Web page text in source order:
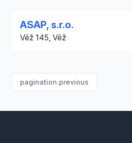
ASAP, s.r.o.
Věž 145, Věž
pagination.previous